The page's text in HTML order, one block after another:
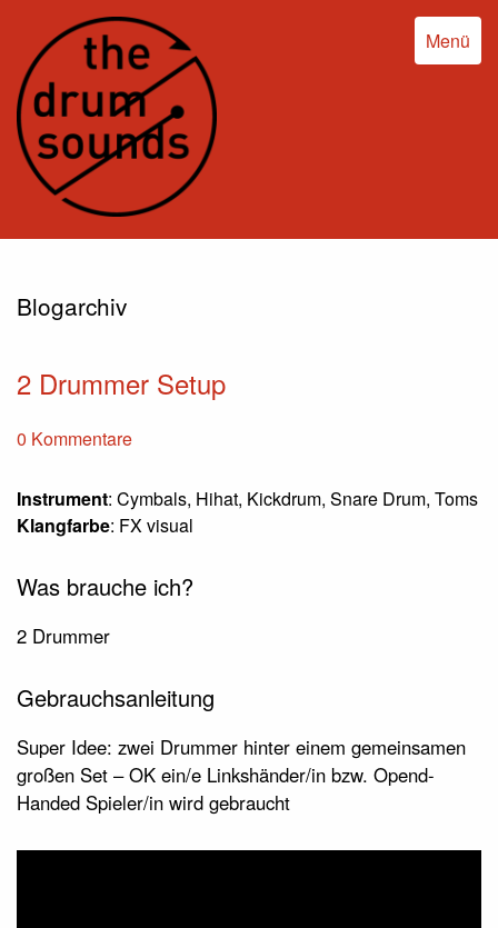
Menü
Blogarchiv
2 Drummer Setup
0 Kommentare
Instrument: Cymbals, Hihat, Kickdrum, Snare Drum, Toms
Klangfarbe: FX visual
Was brauche ich?
2 Drummer
Gebrauchsanleitung
Super Idee: zwei Drummer hinter einem gemeinsamen
großen Set – OK ein/e Linkshänder/in bzw. Opend-
Handed Spieler/in wird gebraucht